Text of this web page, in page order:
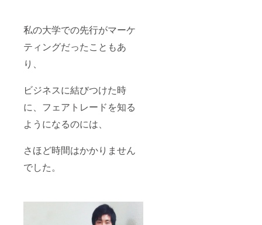
私の大学での先行がマーケ
ティングだったこともあ
り、
ビジネスに結びつけた時
に、フェアトレードを知る
ようになるのには、
さほど時間はかかりません
でした。